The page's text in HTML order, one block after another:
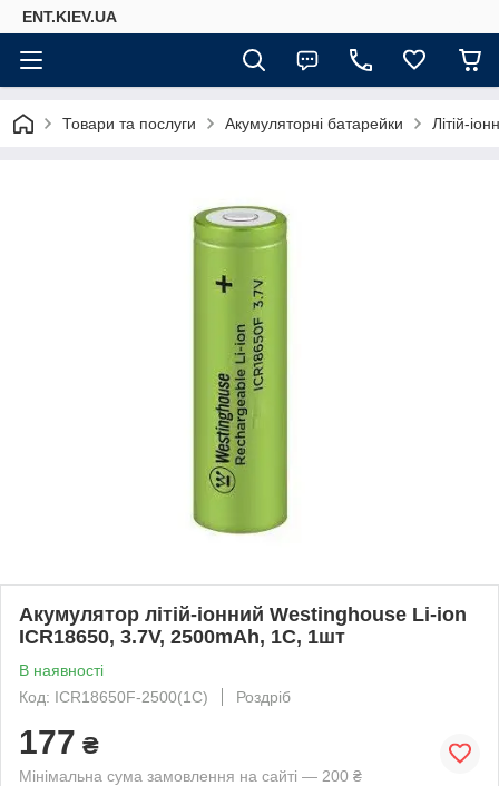
ENT.KIEV.UA
Товари та послуги Акумуляторні батарейки Літій-
Акумулятор літій-іонний Westinghouse Li-ion
ICR18650, 3.7V, 2500mAh, 1С, 1шт
В наявності
Код: ICR18650F-2500(1С)
Роздріб
177 ₴
Мінімальна сума замовлення на сайті — 200 ₴